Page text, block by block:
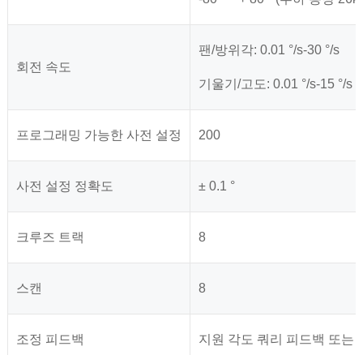
회전 속도
팬/방위각: 0.01 °/s-30 °/s
기울기/고도: 0.01 °/s-15 °/s
프로그래밍 가능한 사전 설정 200
사전 설정 정확도 ± 0.1 °
크루즈 트랙 8
스캔 8
조정 피드백 지원 각도 쿼리 피드백 또는